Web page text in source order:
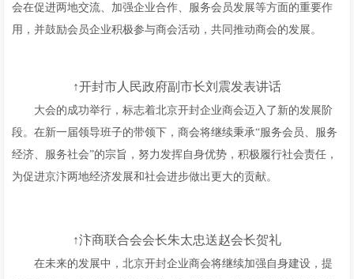
会在促进两地交流、加强企业合作、服务会员发展等方面的重要作
用，并鼓励会员企业积极参与商会活动，共同推动商会的发展。
↑开封市人民政府副市长刘震发表讲话
大会的成功举行，标志着北京开封企业商会迈入了新的发展阶
段。在新一届领导班子的带领下，商会将继续秉承“服务会员、服务
经济、服务社会”的宗旨，努力发挥自身优势，积极履行社会责任，
为促进京汴两地经济发展和社会进步做出更大的贡献。
↑汴商联合会会长朱太忠送赵会长贺礼
在未来的发展中，北京开封企业商会将继续加强自身建设，提